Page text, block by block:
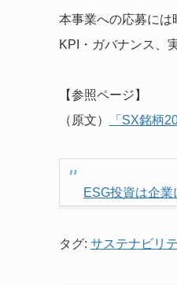
本事業への応募には
KPI・ガバナンス、
【参照ページ】
（原文）
「SX銘柄
ESG投資は企
タグ: サステナビリ